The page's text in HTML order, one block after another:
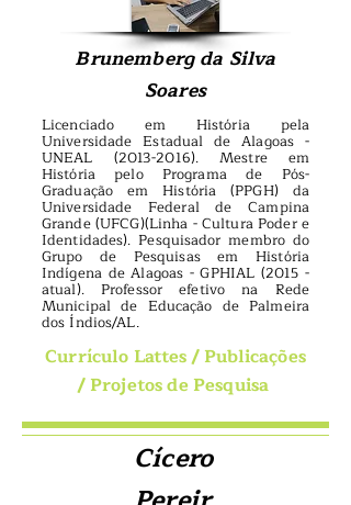
Brunemberg da Silva
Soares
Licenciado em História pela
Universidade Estadual de Alagoas -
UNEAL (2013-2016). Mestre em
História pelo Programa de Pós-
Graduação em História (PPGH) da
Universidade Federal de Campina
Grande (UFCG)(Linha - Cultura Poder e
Identidades). Pesquisador membro do
Grupo de Pesquisas em História
Indígena de Alagoas - GPHIAL (2015 -
atual). Professor efetivo na Rede
Municipal de Educação de Palmeira
dos Índios/AL.
Currículo Lattes/Publicações
/Projetos de Pesquisa
Cícero